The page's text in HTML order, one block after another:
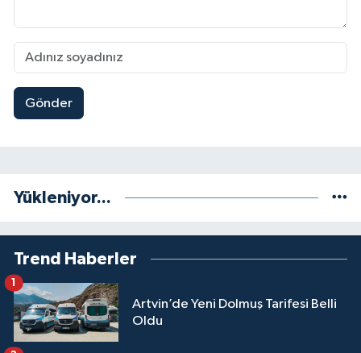
Gönder
Yükleniyor...
Trend Haberler
Artvin’de Yeni Dolmuş Tarifesi Belli
Oldu
1